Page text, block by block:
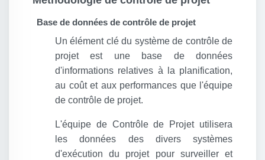
Base de données de contrôle de projet
Un élément clé du système de contrôle de
projet est une base de données
d'informations relatives à la planification,
au coût et aux performances que l'équipe
de contrôle de projet.
L'équipe de Contrôle de Projet utilisera
les données des divers systèmes
d'exécution du projet pour surveiller et